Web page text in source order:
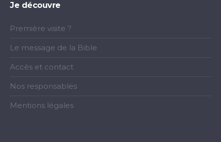
Je découvre
Première visite ?
Le message de la Bible
Accès et contact
Nos responsables
Mentions légales